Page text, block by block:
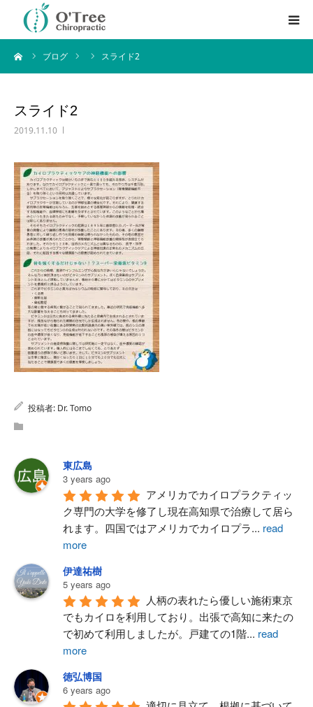
ブログ スライド2
スライド2
2019.11.10
投稿者: Dr. Tomo
東広島
3 years ago
アメリカでカイロプラクティッ
ク専門の大学を修了し現在高知県で治療して居ら
れます。四国ではアメリカでカイロプラ... read
more
伊達祐樹
5 years ago
人柄の表れたら優しい施術東京
でもカイロを利用しており。出張で高知に来たの
で初めて利用しましたが。戸建ての1階... read
more
徳弘博国
6 years ago
はじめての方へ
ブログ
English